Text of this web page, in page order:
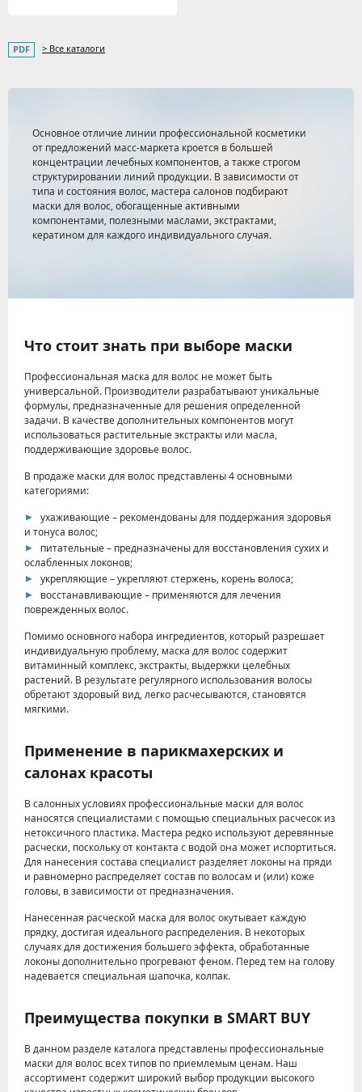
> Все каталоги
Основное отличие линии профессиональной косметики
от предложений масс-маркета кроется в большей
концентрации лечебных компонентов, а также строгом
структурировании линий продукции. В зависимости от
типа и состояния волос, мастера салонов подбирают
маски для волос, обогащенные активными
компонентами, полезными маслами, экстрактами,
кератином для каждого индивидуального случая.
Что стоит знать при выборе маски
Профессиональная маска для волос не может быть
универсальной. Производители разрабатывают уникальные
формулы, предназначенные для решения определенной
задачи. В качестве дополнительных компонентов могут
использоваться растительные экстракты или масла,
поддерживающие здоровье волос.
В продаже маски для волос представлены 4 основными
категориями:
ухаживающие – рекомендованы для поддержания здоровья
и тонуса волос;
питательные – предназначены для восстановления сухих и
ослабленных локонов;
укрепляющие – укрепляют стержень, корень волоса;
восстанавливающие – применяются для лечения
поврежденных волос.
Помимо основного набора ингредиентов, который разрешает
индивидуальную проблему, маска для волос содержит
витаминный комплекс, экстракты, выдержки целебных
растений. В результате регулярного использования волосы
обретают здоровый вид, легко расчесываются, становятся
мягкими.
Применение в парикмахерских и
салонах красоты
В салонных условиях профессиональные маски для волос
наносятся специалистами с помощью специальных расчесок из
нетоксичного пластика. Мастера редко используют деревянные
расчески, поскольку от контакта с водой она может испортиться.
Для нанесения состава специалист разделяет локоны на пряди
и равномерно распределяет состав по волосам и (или) коже
головы, в зависимости от предназначения.
Нанесенная расческой маска для волос окутывает каждую
прядку, достигая идеального распределения. В некоторых
случаях для достижения большего эффекта, обработанные
локоны дополнительно прогревают феном. Перед тем на голову
надевается специальная шапочка, колпак.
Преимущества покупки в SMART BUY
В данном разделе каталога представлены профессиональные
маски для волос всех типов по приемлемым ценам. Наш
ассортимент содержит широкий выбор продукции высокого